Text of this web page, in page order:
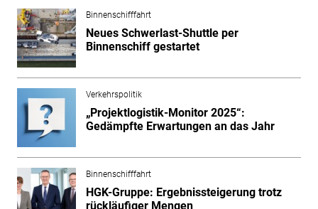
Binnenschifffahrt
Neues Schwerlast-Shuttle per
Binnenschiff gestartet
Verkehrspolitik
„Projektlogistik-Monitor 2025“:
Gedämpfte Erwartungen an das Jahr
Binnenschifffahrt
HGK-Gruppe: Ergebnissteigerung trotz
rückläufiger Mengen